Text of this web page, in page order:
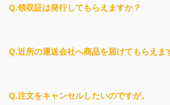
Q.領収証は発行してもらえますか？
Q.近所の運送会社へ商品を届けてもらえま
Q.注文をキャンセルしたいのですが。